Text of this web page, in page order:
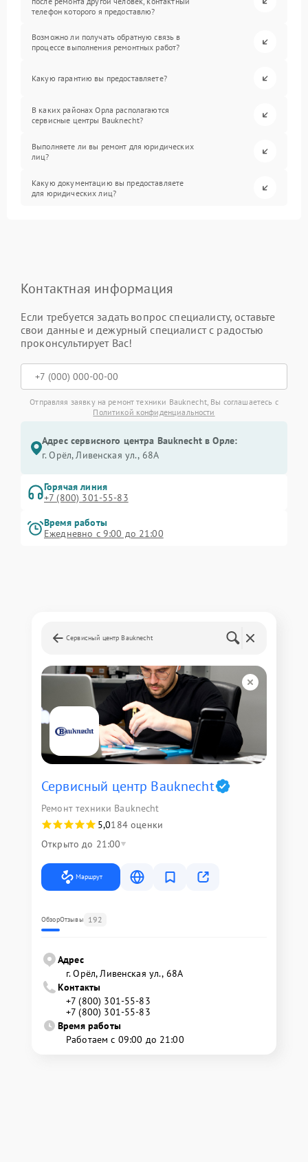
телефон которого я предоставлю?
Возможно ли получать обратную связь в
процессе выполнения ремонтных работ?
Какую гарантию вы предоставляете?
В каких районах Орла располагаются
сервисные центры Bauknecht?
Выполняете ли вы ремонт для юридических
лиц?
Какую документацию вы предоставляете
для юридических лиц?
Контактная информация
Если требуется задать вопрос специалисту, оставьте
свои данные и дежурный специалист с радостью
проконсультирует Вас!
Отправляя заявку на ремонт техники Bauknecht, Вы соглашаетесь с
Политикой конфиденциальности
Адрес сервисного центра Bauknecht в Орле:
г. Орёл, Ливенская ул., 68А
Горячая линия
+7 (800) 301-55-83
Время работы
Ежедневно с 9:00 до 21:00
Сервисный центр Bauknecht
Сервисный центр Bauknecht
Ремонт техники Bauknecht
5,0184 оценки
Открыто до 21:00
Маршрут
ОбзорОтзывы 192
Адрес
г. Орёл, Ливенская ул., 68А
Контакты
+7 (800) 301-55-83
+7 (800) 301-55-83
Время работы
Работаем с 09:00 до 21:00